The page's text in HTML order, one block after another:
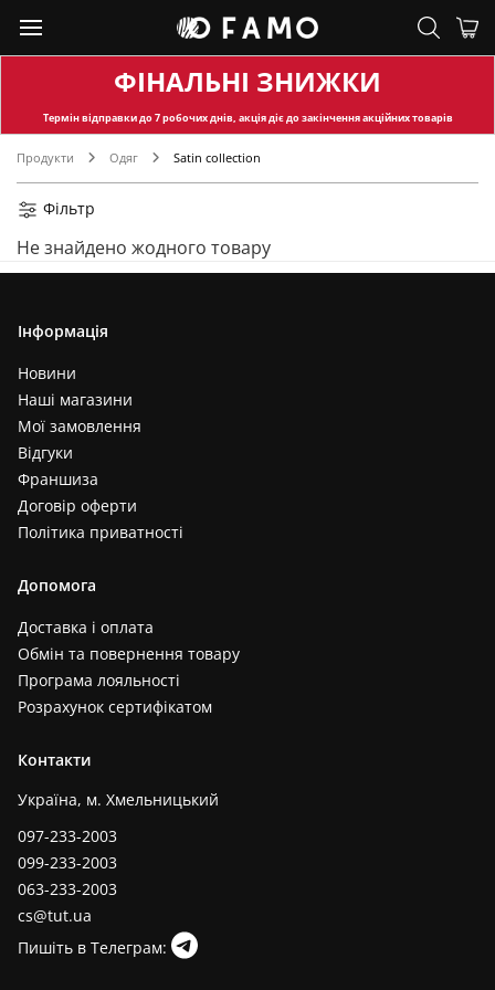
ФІНАЛЬНІ ЗНИЖКИ
Термін відправкидо 7 робочих днів, акція діє до закінчення акційних товарів
Продукти Одяг Satin collection
Фільтр
Не знайдено жодного товару
Інформація
Новини
Наші магазини
Мої замовлення
Відгуки
Франшиза
Договір оферти
Політика приватності
Допомога
Доставка і оплата
Обмін та повернення товару
Програма лояльності
Розрахунок сертифікатом
Контакти
Україна, м. Хмельницький
097-233-2003
099-233-2003
063-233-2003
cs@tut.ua
Пишіть в Телеграм: